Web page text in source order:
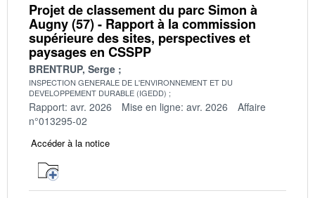
Projet de classement du parc Simon à
Augny (57) - Rapport à la commission
supérieure des sites, perspectives et
paysages en CSSPP
BRENTRUP, Serge
INSPECTION GENERALE DE L'ENVIRONNEMENT ET DU
DEVELOPPEMENT DURABLE (IGEDD)
Rapport: avr. 2026 Mise en ligne: avr. 2026
Affaire
n°013295-02
Accéder à la notice